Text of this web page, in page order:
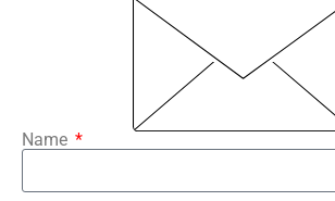
Name